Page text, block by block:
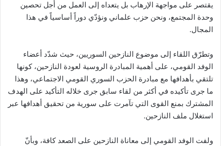
يقتصر على مواجهة الإرهاب بل يتعداه إلى العمل من أجل تحصين
وحدة المجتمع، ونحن حزب علماني ونؤدّي دوراً أساسياً في هذا
المجال.
وتطرّق اللقاء إلى موضوع النازحين السوريين، حيث شدّد أعضاء
الوفد القومي، على أهمية المبادرة الروسية لعودة النازحين، كونها
تلتقي بأهدافها مع مبادرة الحزب السوري القومي الاجتماعي، وهذا
ما جرى تأكيده في أكثر من لقاء سابق جرى خلاله التأكيد على الهدف
المشترك بمنع القوى التي تآمرت على سورية من تحقيق أهدافها عبر
استغلال ملف النازحين.
ولفت الوفد القومي إلى معاناة النازحين على الصعد كافة، وبأنّ